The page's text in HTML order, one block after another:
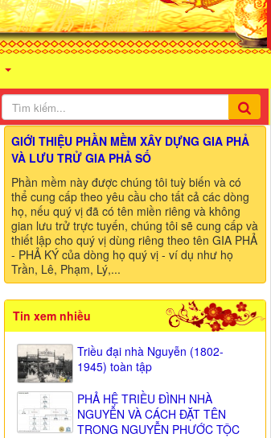
GIỚI THIỆU PHẦN MỀM XÂY DỰNG GIA PHẢ
VÀ LƯU TRỬ GIA PHẢ SỐ
Phần mềm này được chúng tôi tuỳ biến và có
thể cung cấp theo yêu cầu cho tất cả các dòng
họ, nếu quý vị đã có tên miền riêng và không
gian lưu trử trực tuyến, chúng tôi sẽ cung cấp và
thiết lập cho quý vị dùng riêng theo tên GIA PHẢ
- PHẢ KÝ của dòng họ quý vị - ví dụ như họ
Trần, Lê, Phạm, Lý,...
Tin xem nhiều
Triều đại nhà Nguyễn (1802-
1945) toàn tập
PHẢ HỆ TRIỀU ĐÌNH NHÀ
NGUYỄN VÀ CÁCH ĐẶT TÊN
TRONG NGUYỄN PHƯỚC TỘC